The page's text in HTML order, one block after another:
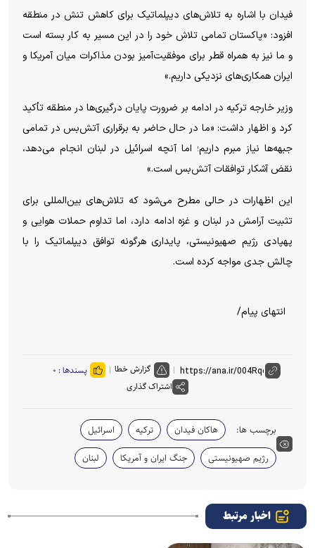
فیدان با اشاره به تلاش‌های دیپلماتیک برای کاهش تنش در منطقه
افزود: «پاکستان تمامی تلاش خود را در این مسیر به کار بسته است
و ما نیز به همراه قطر برای موفقیت‌آمیز بودن مذاکرات میان آمریکا و
ایران همکاری‌های نزدیکی داریم.»
وزیر خارجه ترکیه در ادامه بر ضرورت پایان درگیری‌ها در منطقه تأکید
کرد و اظهار داشت: «ما در حال حاضر به برقراری آتش‌بس در تمامی
جبهه‌ها نیاز مبرم داریم؛ اما آنچه اسرائیل در لبنان انجام می‌دهد،
نقض آشکار توافقات آتش‌بس است.»
این اظهارات در حالی مطرح می‌شود که تلاش‌های بین‌المللی برای
تثبیت آرامش در لبنان و غزه ادامه دارد، اما تداوم حملات هوایی و
پهپادی رژیم صهیونیستی، پایداری هرگونه توافق دیپلماتیک را با
چالش جدی مواجه کرده است.
انتهای پیام/
گزارش خطا پسندها : ۰
اشتراک گذاری
برچسب ها: هاکان فیدان ترکیه
اسرائیل
رژیم صهیونیستی
جنگ ایران و آمریکا لبنان
اخبار مرتبط